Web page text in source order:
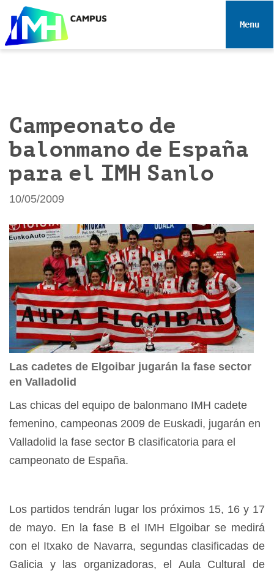
e
Toggle
Campeonato de
balonmano de España
para el IMH Sanlo
10/05/2009
Las cadetes de Elgoibar jugarán la fase sector
en Valladolid
Las chicas del equipo de balonmano IMH cadete
femenino, campeonas 2009 de Euskadi, jugarán en
Valladolid la fase sector B clasificatoria para el
campeonato de España.
Los partidos tendrán lugar los próximos 15, 16 y 17
de mayo. En la fase B el IMH Elgoibar se medirá
con el Itxako de Navarra, segundas clasificadas de
Galicia y las organizadoras, el Aula Cultural de